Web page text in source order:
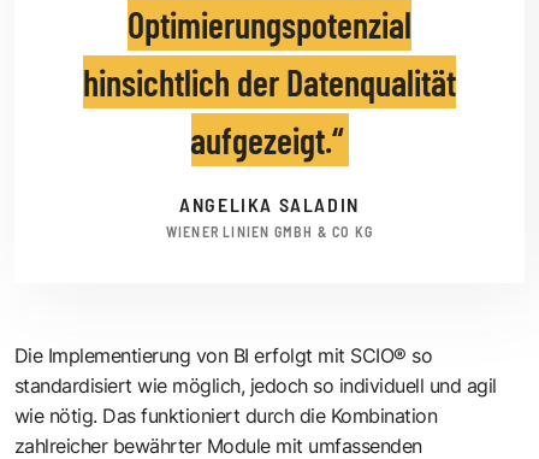
Optimierungspotenzial
hinsichtlich der Datenqualität
aufgezeigt.
ANGELIKA SALADIN
WIENER LINIEN GMBH & CO KG
Die Implementierung von BI erfolgt mit SCIO® so
standardisiert wie möglich, jedoch so individuell und agil
wie nötig. Das funktioniert durch die Kombination
zahlreicher bewährter Module mit umfassenden